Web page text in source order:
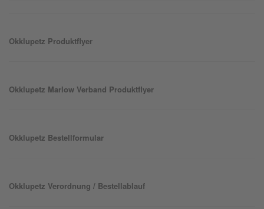
Okklupetz Produktflyer
Okklupetz Marlow Verband Produktflyer
Okklupetz Bestellformular
Okklupetz Verordnung / Bestellablauf